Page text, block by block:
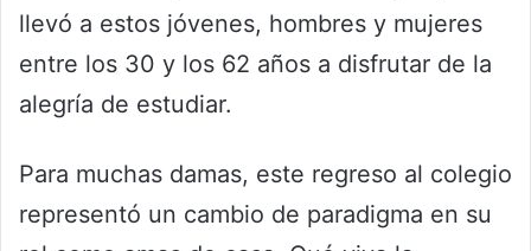
llevó a estos jóvenes, hombres y mujeres
entre los 30 y los 62 años a disfrutar de la
alegría de estudiar.
Para muchas damas, este regreso al colegio
representó un cambio de paradigma en su